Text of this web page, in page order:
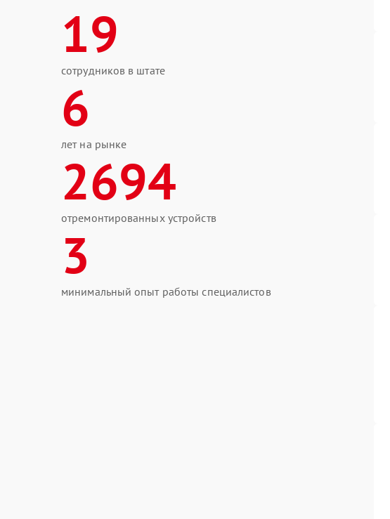
19
сотрудников в штате
6
лет на рынке
2694
отремонтированных устройств
3
минимальный опыт работы специалистов